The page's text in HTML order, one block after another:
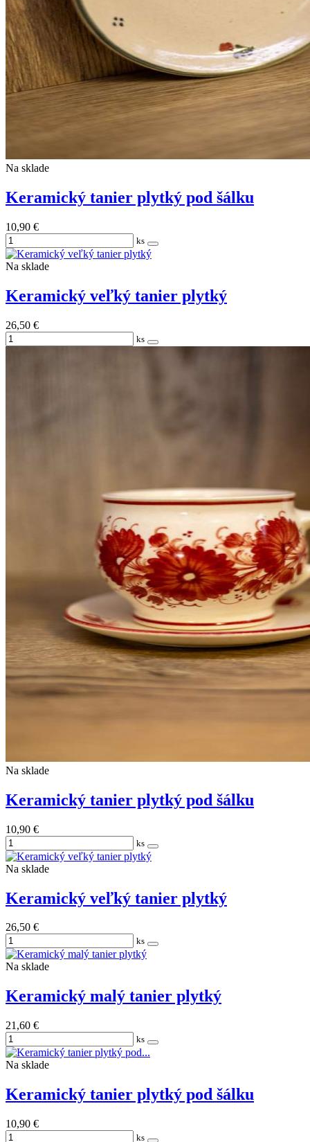
Na sklade
Keramický tanier plytký pod šálku
10,90 €
ks
Na sklade
Keramický veľký tanier plytký
26,50 €
ks
Na sklade
Keramický tanier plytký pod šálku
10,90 €
ks
Na sklade
Keramický veľký tanier plytký
26,50 €
ks
Na sklade
Keramický malý tanier plytký
21,60 €
ks
Na sklade
Keramický tanier plytký pod šálku
10,90 €
ks